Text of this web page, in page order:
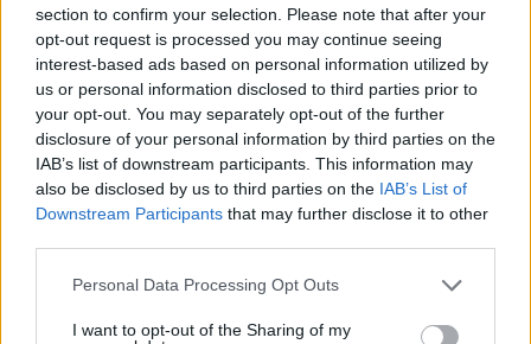
section to confirm your selection. Please note that after your
opt-out request is processed you may continue seeing
interest-based ads based on personal information utilized by
us or personal information disclosed to third parties prior to
your opt-out. You may separately opt-out of the further
disclosure of your personal information by third parties on the
IAB’s list of downstream participants. This information may
also be disclosed by us to third parties on the IAB’s List of
Downstream Participants that may further disclose it to other
Please note that this website/app uses one or more Google
not limited to your visit or usage behaviour. You may click to
Personal Data Processing Opt Outs
I want to opt-out of the Sharing of my
ΤΑ ΠΙΟ ΔΗΜΟΦΙΛΗ